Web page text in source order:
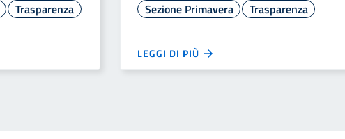
Trasparenza
Sezione Primavera
Trasparenza
LEGGI DI PIÙ